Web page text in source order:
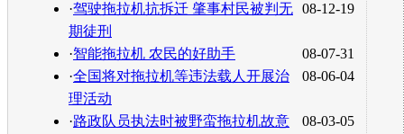
08-12-19
·驾驶拖拉机抗拆迁 肇事村民被判无
期徒刑
08-07-31
·智能拖拉机 农民的好助手
08-06-04
·全国将对拖拉机等违法载人开展治
理活动
08-03-05
·路政队员执法时被野蛮拖拉机故意